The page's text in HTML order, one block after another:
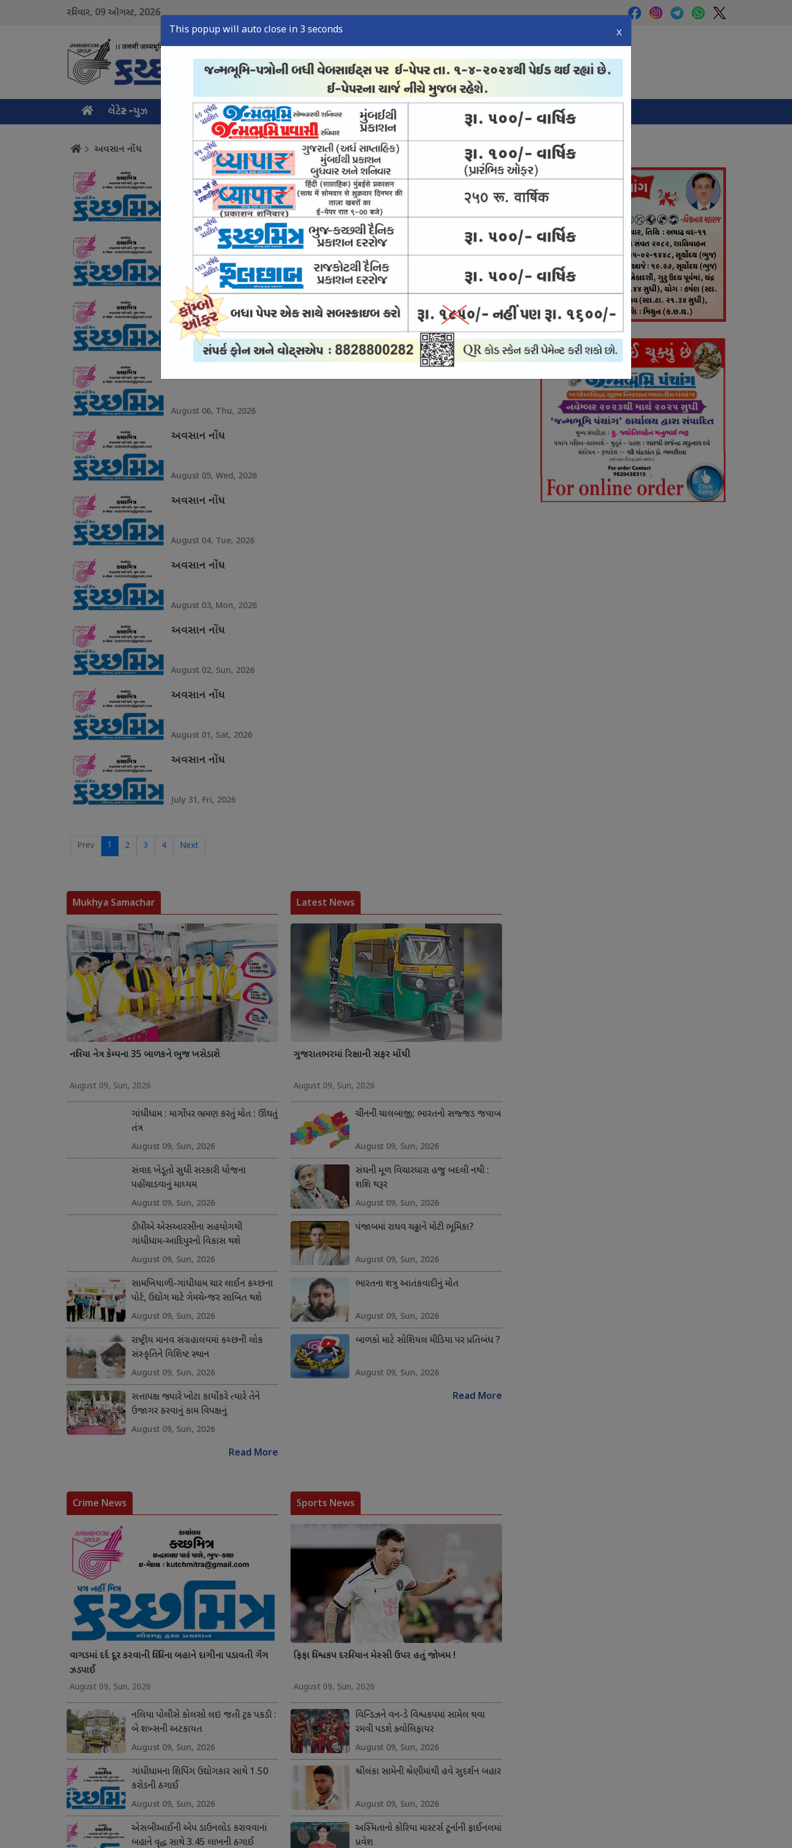
રવિવાર, 09ઑગસ્ટ, 2026
લેટેસ્ટ ન્યુઝ મુખ્ય સમાચાર ક્રાઇમ ન્યુઝ સ્પોર્ટ્સ ન્યુઝ તંત્રી લેખ ઈ-પેપર
This popup will auto close in 2 seconds X
અવસાન નોંધ
અવસાન નોંધ
August 09, Sun, 2026
અવસાન નોંધ
August 08, Sat, 2026
અવસાન નોંધ
August 07, Fri, 2026
August 06, Thu, 2026
અવસાન નોંધ
August 05, Wed, 2026
અવસાન નોંધ
August 04, Tue, 2026
અવસાન નોંધ
August 03, Mon, 2026
અવસાન નોંધ
August 02, Sun, 2026
અવસાન નોંધ
August 01, Sat, 2026
અવસાન નોંધ
July 31, Fri, 2026
Prev 1 2 3 4 Next
Panchang
Mukhya Samachar
નલિયા નેત્ર કેમ્પના 35 બાળકને ભુજ ખસેડાશે
August 09, Sun, 2026
ગાંધીધામ : માર્ગો પર ભ્રમણ કરતું મોત : ઊંઘતું
તંત્ર
August 09, Sun, 2026
સંવાદ ખેડૂતો સુધી સરકારી યોજના
પહોંચાડવાનું માધ્યમ
August 09, Sun, 2026
ડીપીએ એસઆરસીના સહયોગથી
ગાંધીધામ-આદિપુરનો વિકાસ થશે
August 09, Sun, 2026
સામખિયાળી-ગાંધીધામ ચાર લાઈન કચ્છના
પોર્ટ, ઉદ્યોગ માટે ગેમચેન્જર સાબિત થશે
August 09, Sun, 2026
રાષ્ટ્રીય માનવ સંગ્રહાલયમાં કચ્છની લોક
સંસ્કૃતિને વિશિષ્ટ સ્થાન
August 09, Sun, 2026
સત્તાપક્ષ જ્યારે ખોટા કાર્યો કરે ત્યારે તેને
ઉજાગર કરવાનું કામ વિપક્ષનું
August 09, Sun, 2026
Read More
Latest News
ગુજરાતભરમાં રિક્ષાની સફર મોંઘી
August 09, Sun, 2026
ચીનની ચાલબાજી; ભારતનો સજ્જડ જવાબ
August 09, Sun, 2026
સંઘની મૂળ વિચારધારા હજુ બદલી નથી :
શશિ થરૂર
August 09, Sun, 2026
પંજાબમાં રાઘવ ચઢ્ઢાને મોટી ભૂમિકા?
August 09, Sun, 2026
ભારતના શત્રુ આતંકવાદીનું મોત
August 09, Sun, 2026
બાળકો માટે સોશિયલ મીડિયા પર પ્રતિબંધ ?
August 09, Sun, 2026
Read More
Crime News
વાગડમાં દર્દ દૂર કરવાની વિધિના બહાને દાગીના પડાવતી ગેંગ
ઝડપાઈ
August 09, Sun, 2026
નલિયા પોલીસે કોલસો લઇ જતી ટ્રક પકડી :
બે શખ્સની અટકાયત
August 09, Sun, 2026
ગાંધીધામના શિપિંગ ઉદ્યોગકાર સાથે 1.50
કરોડની ઠગાઈ
August 09, Sun, 2026
એસબીઆઈની એપ ડાઉનલોડ કરાવવાનાં
બહાને વૃદ્ધ સાથે 3.45 લાખની ઠગાઈ
Sports News
ફિફા વિશ્વકપ દરમિયાન મેસ્સી ઉપર હતું જોખમ !
August 09, Sun, 2026
વિન્ડિઝને વન-ડે વિશ્વકપમાં સામેલ થવા
રમવી પડશે ક્વોલિફાયર
August 09, Sun, 2026
શ્રીલંકા સામેની શ્રેણીમાંથી હવે સુદર્શન બહાર
August 09, Sun, 2026
અસ્મિતાનો કોરિયા માસ્ટર્સ ટૂર્નાની ફાઈનલમાં
પ્રવેશ